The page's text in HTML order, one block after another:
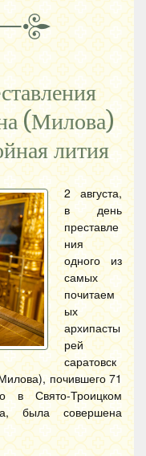
(Милова)
лития
2 августа,
в день
преставле
ния
одного из
самых
почитаем
ых
архипасты
рей
саратовск
почившего 71
в Свято-Троицком
была совершена